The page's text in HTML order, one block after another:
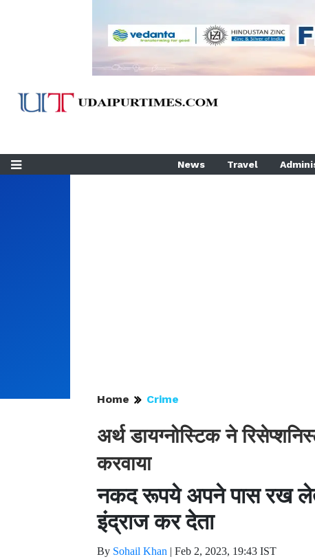
News Travel
Home Crime
अर्थ डायग्नोस्टिक ने
करवाया
नकद रूपये अपने पास रख
इंद्राज कर देता
By Sohail Khan | Feb 2, 2023, 19:43 IST